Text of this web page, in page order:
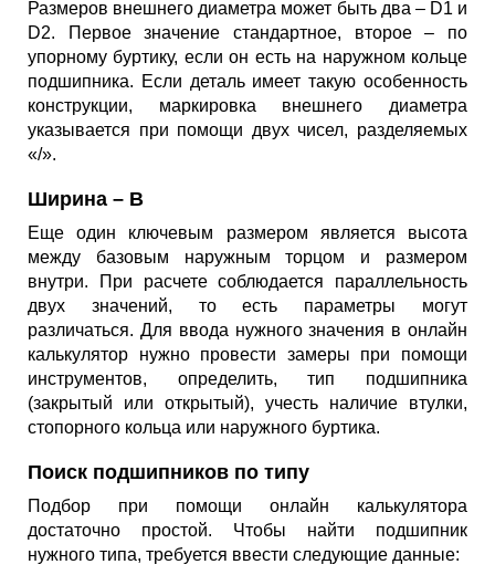
Размеров внешнего диаметра может быть два – D1 и
D2. Первое значение стандартное, второе – по
упорному буртику, если он есть на наружном кольце
подшипника. Если деталь имеет такую особенность
конструкции, маркировка внешнего диаметра
указывается при помощи двух чисел, разделяемых
«/».
Ширина – B
Еще один ключевым размером является высота
между базовым наружным торцом и размером
внутри. При расчете соблюдается параллельность
двух значений, то есть параметры могут
различаться. Для ввода нужного значения в онлайн
калькулятор нужно провести замеры при помощи
инструментов, определить, тип подшипника
(закрытый или открытый), учесть наличие втулки,
стопорного кольца или наружного буртика.
Поиск подшипников по типу
Подбор при помощи онлайн калькулятора
достаточно простой. Чтобы найти подшипник
нужного типа, требуется ввести следующие данные: